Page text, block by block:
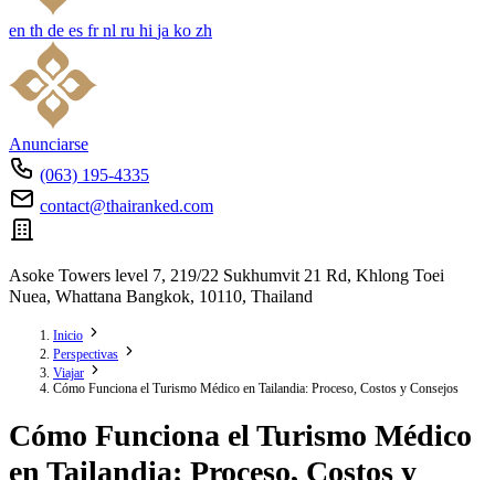
en th de es fr nl ru hi ja ko zh
Anunciarse
(063) 195-4335
contact@thairanked.com
Asoke Towers level 7, 219/22 Sukhumvit 21 Rd, Khlong Toei
Nuea, Whattana Bangkok, 10110, Thailand
Inicio
Perspectivas
Viajar
Cómo Funciona el Turismo Médico en Tailandia: Proceso, Costos y Consejos
Cómo Funciona el Turismo Médico
en Tailandia: Proceso, Costos y